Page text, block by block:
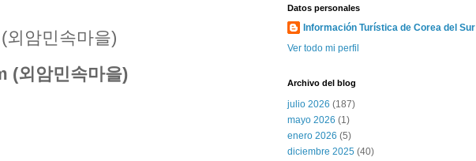
외암민속마을)
(외암민속마을)
Datos personales
Información Turística de Corea del Sur
Ver todo mi perfil
Archivo del blog
julio 2026 (187)
mayo 2026 (1)
enero 2026 (5)
diciembre 2025 (40)